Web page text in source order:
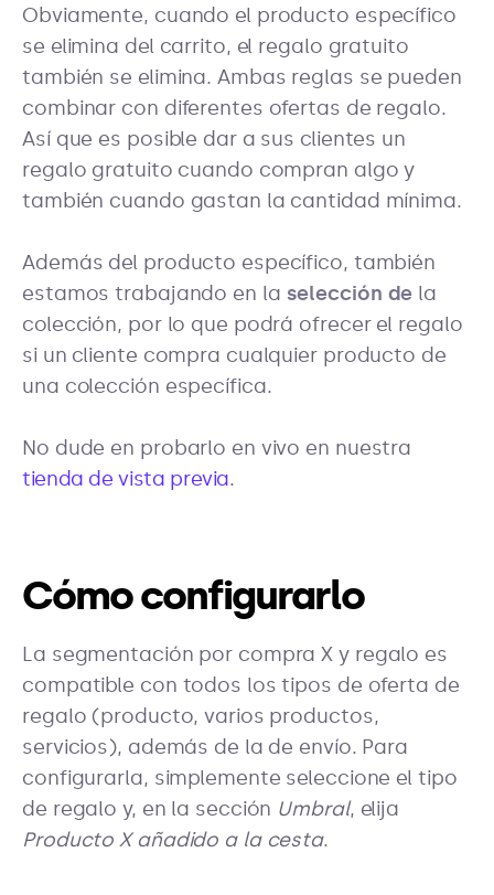
Obviamente, cuando el producto específico
se elimina del carrito, el regalo gratuito
también se elimina. Ambas reglas se pueden
combinar con diferentes ofertas de regalo.
Así que es posible dar a sus clientes un
regalo gratuito cuando compran algo y
también cuando gastan la cantidad mínima.
Además del producto específico, también
estamos trabajando en la selección de la
colección, por lo que podrá ofrecer el regalo
si un cliente compra cualquier producto de
una colección específica.
No dude en probarlo en vivo en nuestra
tienda de vista previa.
Cómo configurarlo
La segmentación por compra X y regalo es
compatible con todos los tipos de oferta de
regalo (producto, varios productos,
servicios), además de la de envío. Para
configurarla, simplemente seleccione el tipo
de regalo y, en la sección Umbral, elija
Producto X añadido a la cesta.